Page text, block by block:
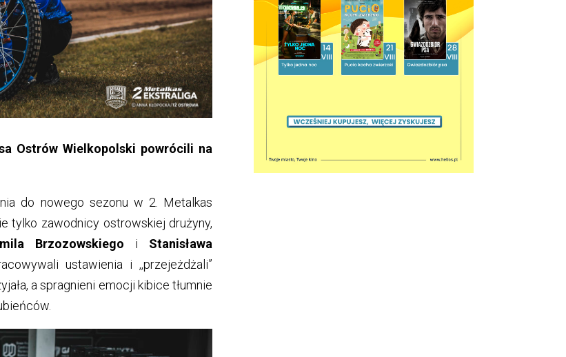
Ostrów Wielkopolski powrócili na
do nowego sezonu w 2. Metalkas
tylko zawodnicy ostrowskiej drużyny,
Brzozowskiego i Stanisława
ustawienia i ,,przejeżdżali”
a spragnieni emocji kibice tłumnie